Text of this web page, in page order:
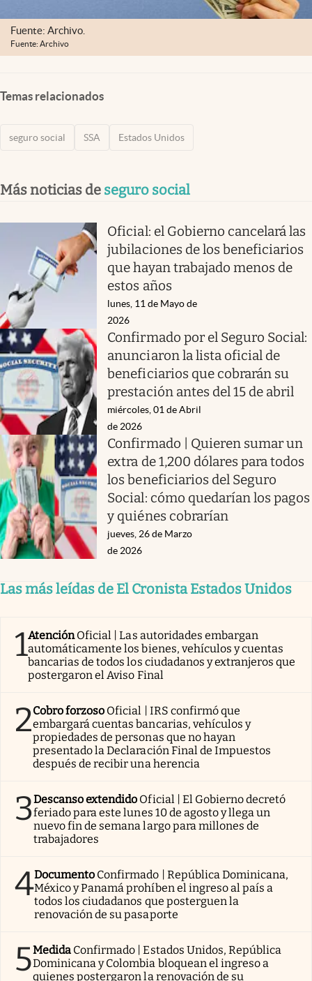
Fuente: Archivo.
Fuente: Archivo
Temas relacionados
seguro social SSA Estados Unidos
Más noticias de seguro social
Oficial: el Gobierno cancelará las
jubilaciones de los beneficiarios
que hayan trabajado menos de
estos años
lunes, 11 de Mayo de
2026
Confirmado por el Seguro Social:
anunciaron la lista oficial de
beneficiarios que cobrarán su
prestación antes del 15 de abril
miércoles, 01 de Abril
de 2026
Confirmado | Quieren sumar un
extra de 1,200 dólares para todos
los beneficiarios del Seguro
Social: cómo quedarían los pagos
y quiénes cobrarían
jueves, 26 de Marzo
de 2026
Las más leídas de El Cronista Estados Unidos
1AtenciónOficial | Las autoridades embargan
automáticamente los bienes, vehículos y cuentas
bancarias de todos los ciudadanos y extranjeros que
postergaron el Aviso Final
2Cobro forzoso Oficial | IRS confirmó que
embargará cuentas bancarias, vehículos y
propiedades de personas que no hayan
presentado la Declaración Final de Impuestos
después de recibir una herencia
3Descanso extendido Oficial | El Gobierno decretó
feriado para este lunes 10 de agosto y llega un
nuevo fin de semana largo para millones de
trabajadores
4Documento Confirmado | República Dominicana,
México y Panamá prohíben el ingreso al país a
todos los ciudadanos que posterguen la
renovación de su pasaporte
5Medida Confirmado | Estados Unidos, República
Dominicana y Colombia bloquean el ingreso a
quienes postergaron la renovación de su